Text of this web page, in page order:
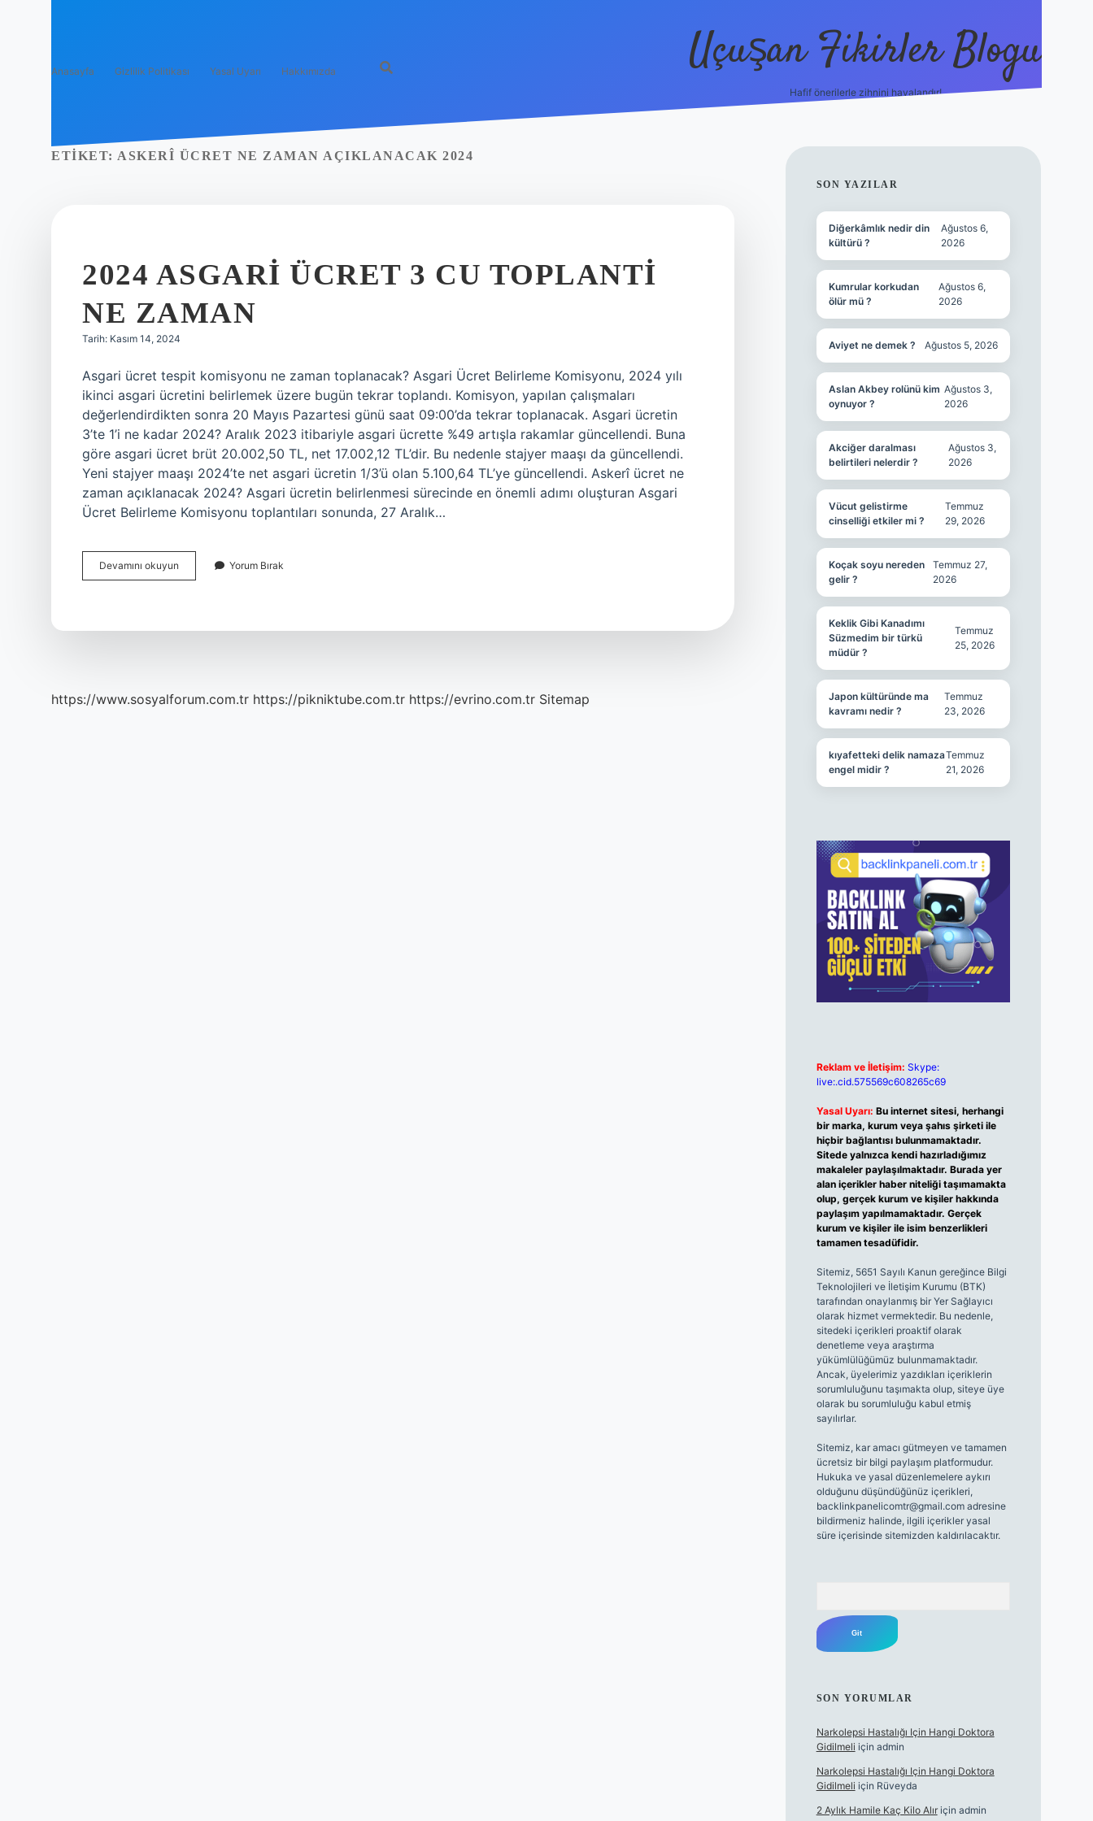
Anasayfa Gizlilik Politikası Yasal Uyarı Hakkımızda Uçuşan Fikirler Blogu
Hafif önerilerle zihnini havalandır!
ETIKET: ASKERÎ ÜCRET NE ZAMAN AÇIKLANACAK 2024
2024 ASGARI ÜCRET 3 CU TOPLANTI
NE ZAMAN
Tarih: Kasım 14, 2024
Asgari ücret tespit komisyonu ne zaman toplanacak? Asgari Ücret Belirleme Komisyonu, 2024 yılı
ikinci asgari ücretini belirlemek üzere bugün tekrar toplandı. Komisyon, yapılan çalışmaları
değerlendirdikten sonra 20 Mayıs Pazartesi günü saat 09:00’da tekrar toplanacak. Asgari ücretin
3’te 1’i ne kadar 2024? Aralık 2023 itibariyle asgari ücrette %49 artışla rakamlar güncellendi. Buna
göre asgari ücret brüt 20.002,50 TL, net 17.002,12 TL’dir. Bu nedenle stajyer maaşı da güncellendi.
Yeni stajyer maaşı 2024’te net asgari ücretin 1/3’ü olan 5.100,64 TL’ye güncellendi. Askerî ücret ne
zaman açıklanacak 2024? Asgari ücretin belirlenmesi sürecinde en önemli adımı oluşturan Asgari
Ücret Belirleme Komisyonu toplantıları sonunda, 27 Aralık…
Devamını okuyun
Asgari
Yorum Bırak
https://www.sosyalforum.com.tr https://pikniktube.com.tr https://evrino.com.tr Sitemap
SIDEBAR
SON YAZILAR
Diğerkâmlık nedir din
kültürü ?
Ağustos 6,
2026
Kumrular korkudan
ölür mü ?
Ağustos 6,
2026
Aviyet ne demek ? Ağustos 5, 2026
Aslan Akbey rolünü kim
oynuyor ?
Ağustos 3,
2026
Akciğer daralması
belirtileri nelerdir ?
Ağustos 3,
2026
Vücut gelistirme
cinselliği etkiler mi ?
Temmuz
29, 2026
Koçak soyu nereden
gelir ?
Temmuz 27,
2026
Keklik Gibi Kanadımı
Süzmedim bir türkü
müdür ?
Temmuz
25, 2026
Japon kültüründe ma
kavramı nedir ?
Temmuz
23, 2026
kıyafetteki delik namaza
engel midir ?
Temmuz
21, 2026
Reklam ve İletişim: Skype:
live:.cid.575569c608265c69
Yasal Uyarı: Bu internet sitesi, herhangi
bir marka, kurum veya şahıs şirketi ile
hiçbir bağlantısı bulunmamaktadır.
Sitede yalnızca kendi hazırladığımız
makaleler paylaşılmaktadır. Burada yer
alan içerikler haber niteliği taşımamakta
olup, gerçek kurum ve kişiler hakkında
paylaşım yapılmamaktadır. Gerçek
kurum ve kişiler ile isim benzerlikleri
tamamen tesadüfidir.
Sitemiz, 5651 Sayılı Kanun gereğince Bilgi
Teknolojileri ve İletişim Kurumu (BTK)
tarafından onaylanmış bir Yer Sağlayıcı
olarak hizmet vermektedir. Bu nedenle,
sitedeki içerikleri proaktif olarak
denetleme veya araştırma
yükümlülüğümüz bulunmamaktadır.
Ancak, üyelerimiz yazdıkları içeriklerin
sorumluluğunu taşımakta olup, siteye üye
olarak bu sorumluluğu kabul etmiş
sayılırlar.
Sitemiz, kar amacı gütmeyen ve tamamen
ücretsiz bir bilgi paylaşım platformudur.
Hukuka ve yasal düzenlemelere aykırı
olduğunu düşündüğünüz içerikleri,
backlinkpanelicomtr@gmail.comadresine
bildirmeniz halinde, ilgili içerikler yasal
süre içerisinde sitemizden kaldırılacaktır.
SON YORUMLAR
Narkolepsi Hastalığı Için Hangi Doktora
Gidilmeli için admin
Narkolepsi Hastalığı Için Hangi Doktora
Gidilmeli için Rüveyda
2 Aylık Hamile Kaç Kilo Alıriçin admin
hiltonbet güncel